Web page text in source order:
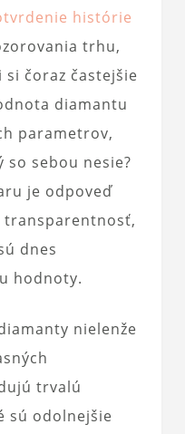
histórie
trhu,
čoraz častejšie
diamantu
parametrov,
sebou nesie?
je odpoveď
transparentnosť,
dnes
hodnoty.
nielenže
trvalú
sú odolnejšie